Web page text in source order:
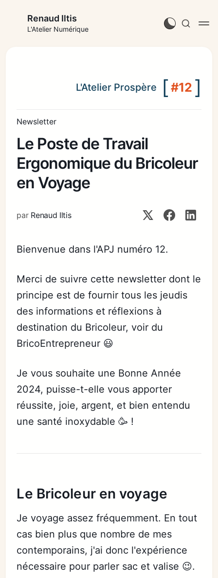
Renaud Iltis
L'Atelier Numérique
L'Atelier Prospère [#12 ]
Newsletter
Le Poste de Travail
Ergonomique du Bricoleur
en Voyage
par Renaud Iltis
Bienvenue dans l'APJ numéro 12.
Merci de suivre cette newsletter dont le
principe est de fournir tous les jeudis
des informations et réflexions à
destination du Bricoleur, voir du
BricoEntrepreneur 😃
Je vous souhaite une Bonne Année
2024, puisse-t-elle vous apporter
réussite, joie, argent, et bien entendu
une santé inoxydable 🥳 !
Le Bricoleur en voyage
Je voyage assez fréquemment. En tout
cas bien plus que nombre de mes
contemporains, j'ai donc l'expérience
nécessaire pour parler sac et valise 😉.